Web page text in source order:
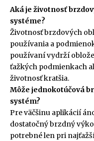
Aká je životnosť
systéme?
Životnosť brzdových
používania a
používaní vydrží
ťažkých podmienkach
životnosť kratšia.
Môže jednokotúčová
systém?
Pre väčšinu aplikácií
dostatočný brzdný
potrebné len pri